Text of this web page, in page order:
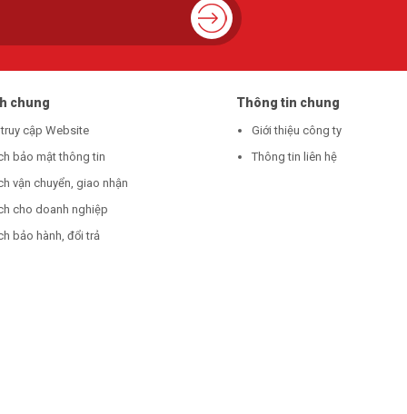
chung
cập Website
bảo mật thông tin
vận chuyển, giao nhận
cho doanh nghiệp
bảo hành, đổi trả
Thông tin chung
Giới thiệu công ty
Thông tin liên hệ